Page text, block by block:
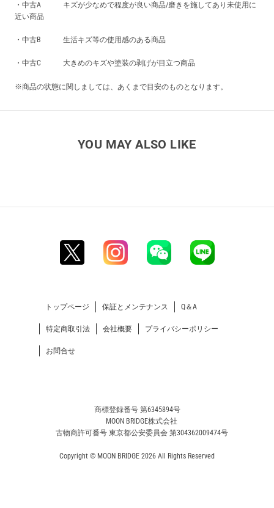
・中古A キズが少なめで程度が良い商品/磨きを施してあり未使用に
近い商品
・中古B 生活キズ等の使用感のある商品
・中古C 大きめのキズや塗装の剥げが目立つ商品
※商品の状態に関しましては、あくまで目安のものとなります。
YOU MAY ALSO LIKE
トップページ 保証とメンテナンス Q＆A
特定商取引法 会社概要 プライバシーポリシー
お問合せ
商標登録番号 第6345894号
MOON BRIDGE株式会社
古物商許可番号 東京都公安委員会 第304362009474号
Copyright © MOON BRIDGE 2026 All Rights Reserved